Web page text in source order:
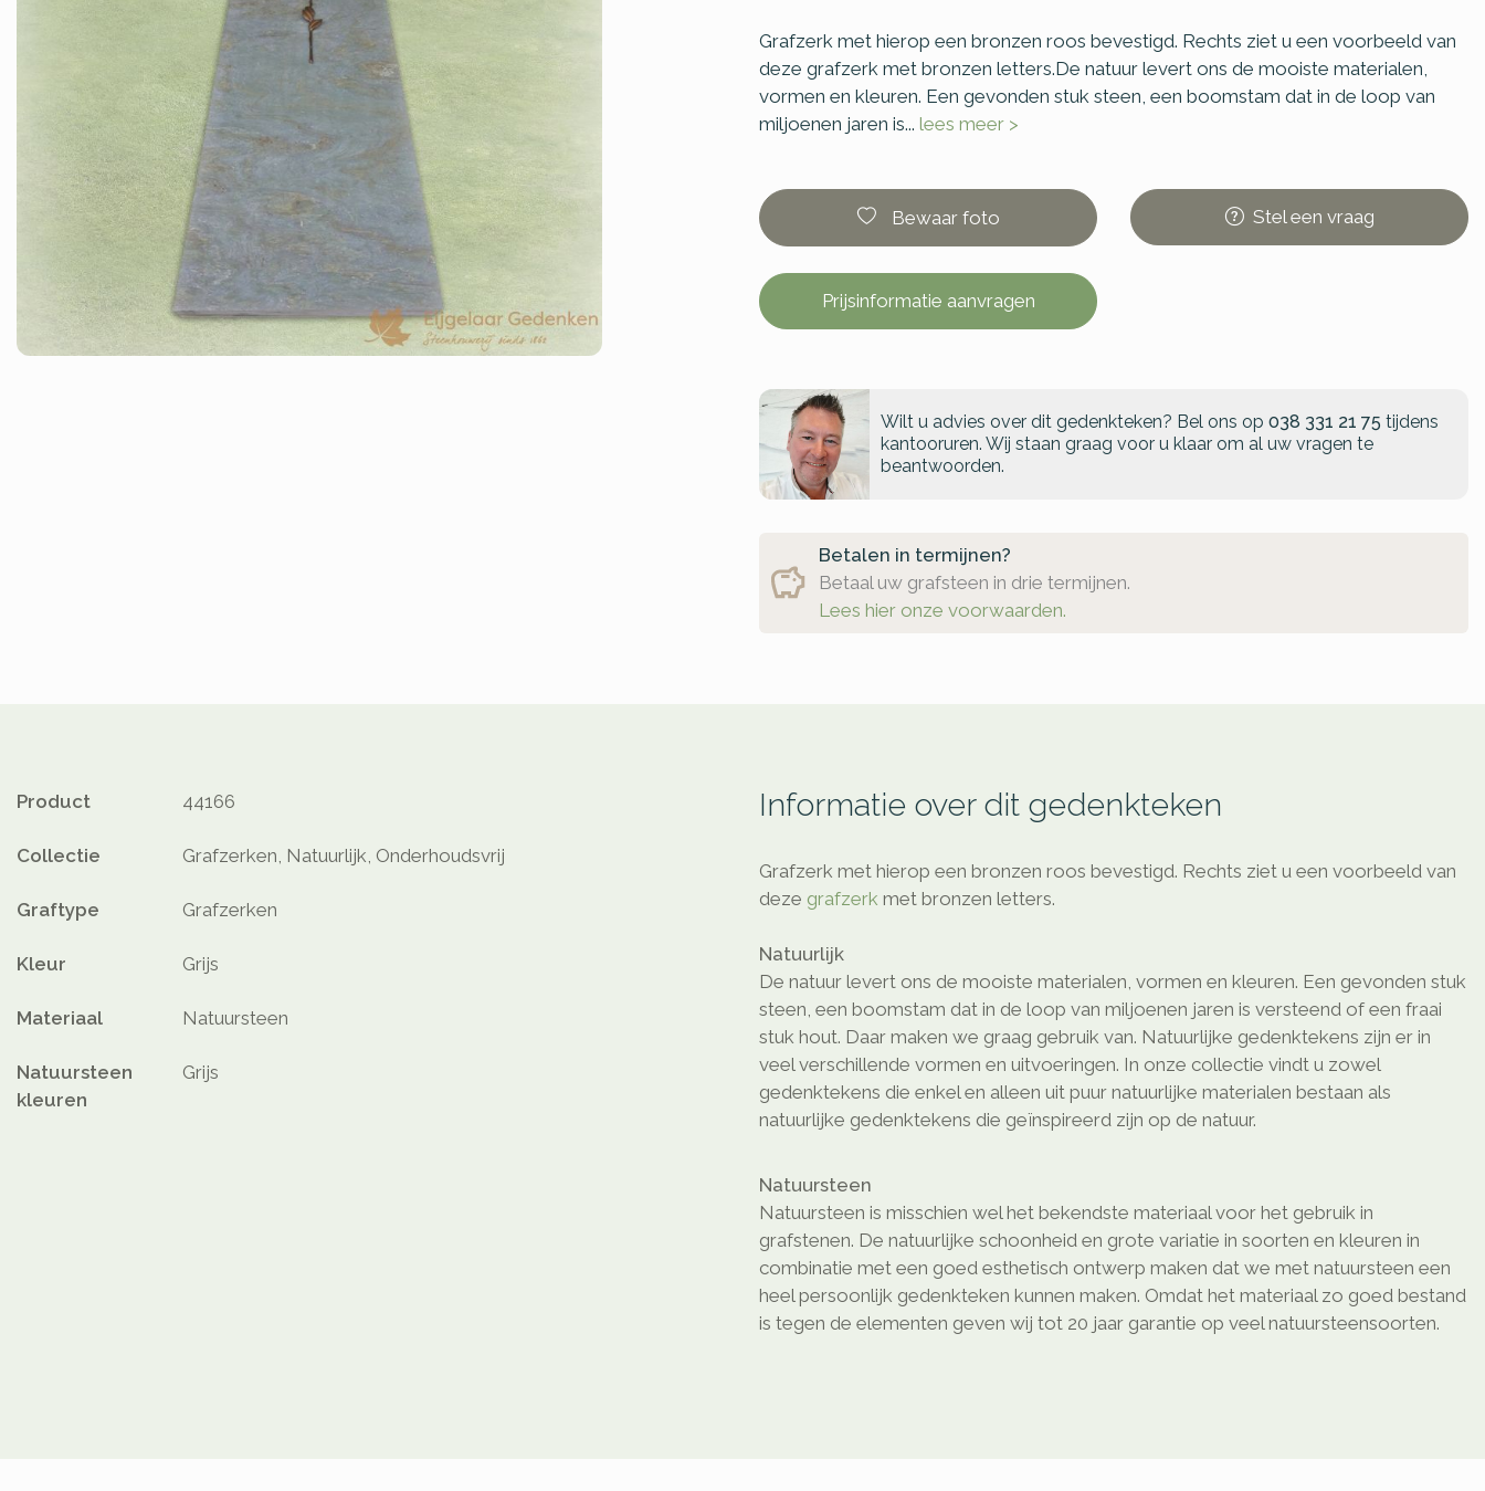
Grafzerk met hierop een bronzen roos bevestigd. Rechts ziet u een voorbeeld van
deze grafzerk met bronzen letters.De natuur levert ons de mooiste materialen,
vormen en kleuren. Een gevonden stuk steen, een boomstam dat in de loop van
miljoenen jaren is... lees meer >
Bewaar foto Steleen vraag
Prijsinformatie aanvragen
Wilt u advies over dit gedenkteken? Bel ons op 038 331 21 75 tijdens
kantooruren. Wij staan graag voor u klaar om al uw vragen te
beantwoorden.
Betalen in termijnen?
Betaal uw grafsteen in drie termijnen.
Lees hier onze voorwaarden.
Product 44166
Collectie Grafzerken, Natuurlijk, Onderhoudsvrij
Graftype Grafzerken
Kleur Grijs
Materiaal Natuursteen
Natuursteen
kleuren
Grijs
Informatie over dit gedenkteken
Grafzerk met hierop een bronzen roos bevestigd. Rechts ziet u een voorbeeld van
deze grafzerk met bronzen letters.
Natuurlijk
De natuur levert ons de mooiste materialen, vormen en kleuren. Een gevonden stuk
steen, een boomstam dat in de loop van miljoenen jaren is versteend of een fraai
stuk hout. Daar maken we graag gebruik van. Natuurlijke gedenktekens zijn er in
veel verschillende vormen en uitvoeringen. In onze collectie vindt u zowel
gedenktekens die enkel en alleen uit puur natuurlijke materialen bestaan als
natuurlijke gedenktekens die geïnspireerd zijn op de natuur.
Natuursteen
Natuursteen is misschien wel het bekendste materiaal voor het gebruik in
grafstenen. De natuurlijke schoonheid en grote variatie in soorten en kleuren in
combinatie met een goed esthetisch ontwerp maken dat we met natuursteen een
heel persoonlijk gedenkteken kunnen maken. Omdat het materiaal zo goed bestand
is tegen de elementen geven wij tot 20 jaar garantie op veel natuursteensoorten.